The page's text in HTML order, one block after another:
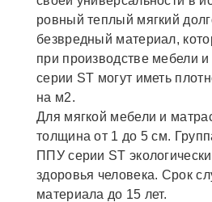
ровный теплый мягкий
безвредный материал,
при производстве мебели
серии ST могут иметь
на м2.
Для мягкой мебели и
толщина от 1 до 5 см.
ППУ серии ST
здоровья человека. Срок
материала до 15 лет.